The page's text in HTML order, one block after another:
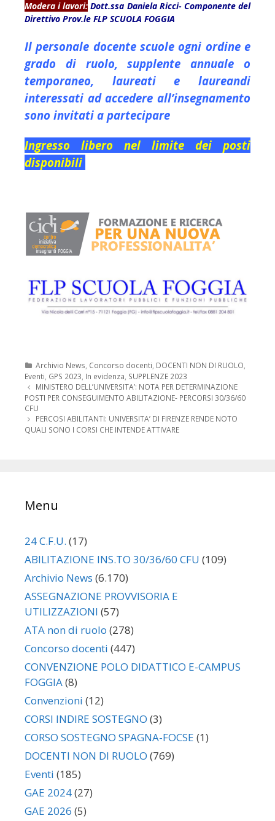
Modera i lavori: Dott.ssa Daniela Ricci- Componente del
Direttivo Prov.le FLP SCUOLA FOGGIA
Il personale docente scuole ogni ordine e
grado di ruolo, supplente annuale o
temporaneo, laureati e laureandi
interessati ad accedere all’insegnamento
sono invitati a partecipare
Ingresso libero nel limite dei posti
disponibili
Categorie
Archivio News Concorso docenti DOCENTI NON DI RUOLO
Eventi GPS 2023 In evidenza SUPPLENZE 2023
Navigazione
articolo
MINISTERO DELL’UNIVERSITA’: NOTA PER DETERMINAZIONE
POSTI PER CONSEGUIMENTO ABILITAZIONE- PERCORSI 30/36/60
CFU
PERCOSI ABILITANTI: UNIVERSITA’ DI FIRENZE RENDE NOTO
QUALI SONO I CORSI CHE INTENDE ATTIVARE
Menu
24 C.F.U. (17)
ABILITAZIONE INS.TO 30/36/60 CFU (109)
Archivio News (6.170)
ASSEGNAZIONE PROVVISORIA E
UTILIZZAZIONI (57)
ATA non di ruolo (278)
Concorso docenti (447)
CONVENZIONE POLO DIDATTICO E-CAMPUS
FOGGIA(8)
Convenzioni (12)
CORSI INDIRE SOSTEGNO (3)
CORSO SOSTEGNO SPAGNA-FOCSE (1)
DOCENTI NON DI RUOLO (769)
Eventi (185)
GAE 2024(27)
GAE 2026 (5)